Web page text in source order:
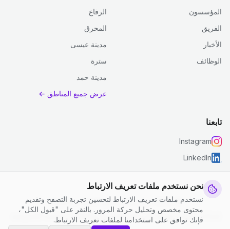
نحن نستخدم ملفات تعريف الارتباط
نستخدم ملفات تعريف الارتباط لتحسين تجربة التصفح وتقديم
محتوى مخصص وتحليل حركة المرور. بالنقر على "قبول الكل"،
فإنك توافق على استخدامنا لملفات تعريف الارتباط.
المؤسسون
الفريق
الأخبار
الوظائف
الرفاع
المحرق
مدينة عيسى
سترة
مدينة حمد
عرض جميع المناطق ←
تابعنا
Instagram
LinkedIn
© 2026 جست كلين. جميع الحقوق محفوظة.
سياسة الخصوصية
الشروط والأحكام | إعدادات ملفات تعريف الارتباط